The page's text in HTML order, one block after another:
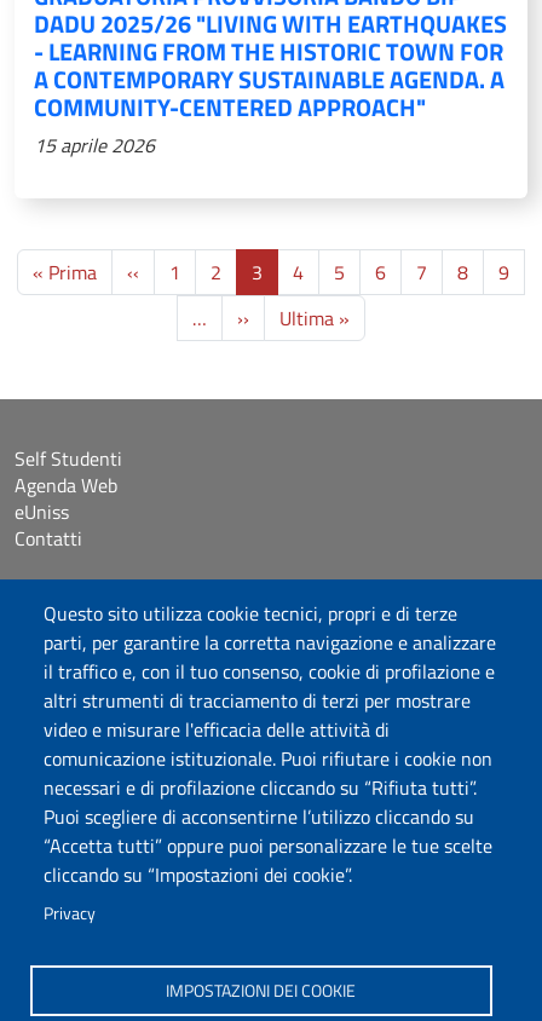
Questo sito utilizza cookie tecnici, propri e di terze
parti, per garantire la corretta navigazione e analizzare
il traffico e, con il tuo consenso, cookie di profilazione e
altri strumenti di tracciamento di terzi per mostrare
video e misurare l'efficacia delle attività di
comunicazione istituzionale. Puoi rifiutare i cookie non
necessari e di profilazione cliccando su “Rifiuta tutti”.
Puoi scegliere di acconsentirne l’utilizzo cliccando su
“Accetta tutti” oppure puoi personalizzare le tue scelte
cliccando su “Impostazioni dei cookie”.
Privacy
IMPOSTAZIONI DEI COOKIE
DADU 2025/26 "LIVING WITH EARTHQUAKES
- LEARNING FROM THE HISTORIC TOWN FOR
A CONTEMPORARY SUSTAINABLE AGENDA. A
COMMUNITY-CENTERED APPROACH"
15 aprile 2026
Paginazione
« Prima Prima pagina
‹‹ Pagina precedente
1 2 3 4 5 6 7 8
9
…
››Pagina successiva
Ultima »Ultima pagina
DADU – Dipartimento di Architettura, Design e Urbanistica
Università degli Studi di Sassari
Palazzo del Pou Salit – Piazza Duomo, 6 - 07041 Alghero
aaadip@uniss.it
Self Studenti
Agenda Web
eUniss
Contatti
Accessibilità
Dichiarazione di accessibilità
Cookie settings
Mappa del sito
Protocollo
Seguici su